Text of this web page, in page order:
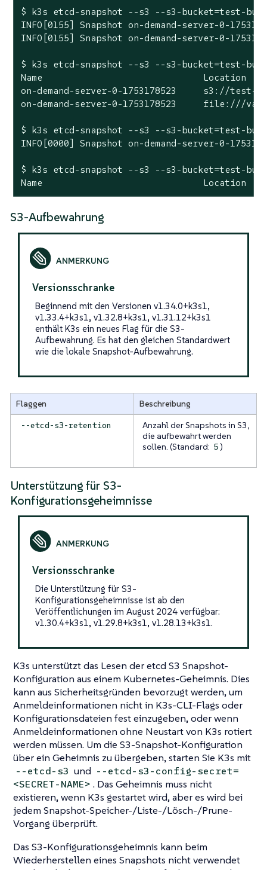
$ k3s etcd-snapshot --s3 --s3-bucket=test-
INFO[0155] Snapshot on-demand-server-0-
INFO[0155] Snapshot on-demand-server-0-
$ k3s etcd-snapshot --s3 --s3-bucket=test-
Name
on-demand-server-0-1753178523     s3://
on-demand-server-0-1753178523     file:///var/
$ k3s etcd-snapshot --s3 --s3-bucket=test-
INFO[0000] Snapshot on-demand-server-0-
$ k3s etcd-snapshot --s3 --s3-bucket=test-
Name
S3-Aufbewahrung
Versionsschranke
Beginnend mit den Versionen v1.34.0+k3s1,
v1.33.4+k3s1, v1.32.8+k3s1, v1.31.12+k3s1
enthält K3s ein neues Flag für die S3-
Aufbewahrung. Es hat den gleichen Standardwert
wie die lokale Snapshot-Aufbewahrung.
Flaggen Beschreibung
--etcd-s3-retention
Anzahl der Snapshots in S3,
die aufbewahrt werden
sollen. (Standard: 5)
Unterstützung für S3-
Konfigurationsgeheimnisse
Versionsschranke
Die Unterstützung für S3-
Konfigurationsgeheimnisse ist ab den
Veröffentlichungen im August 2024 verfügbar:
v1.30.4+k3s1, v1.29.8+k3s1, v1.28.13+k3s1.
K3s unterstützt das Lesen der etcd S3 Snapshot-
Konfiguration aus einem Kubernetes-Geheimnis. Dies
kann aus Sicherheitsgründen bevorzugt werden, um
Anmeldeinformationen nicht in K3s-CLI-Flags oder
Konfigurationsdateien fest einzugeben, oder wenn
Anmeldeinformationen ohne Neustart von K3s rotiert
werden müssen. Um die S3-Snapshot-Konfiguration
über ein Geheimnis zu übergeben, starten Sie K3s mit
--etcd-s3 und --etcd-s3-config-secret=
<SECRET-NAME> . Das Geheimnis muss nicht
existieren, wenn K3s gestartet wird, aber es wird bei
jedem Snapshot-Speicher-/Liste-/Lösch-/Prune-
Vorgang überprüft.
Das S3-Konfigurationsgeheimnis kann beim
Wiederherstellen eines Snapshots nicht verwendet